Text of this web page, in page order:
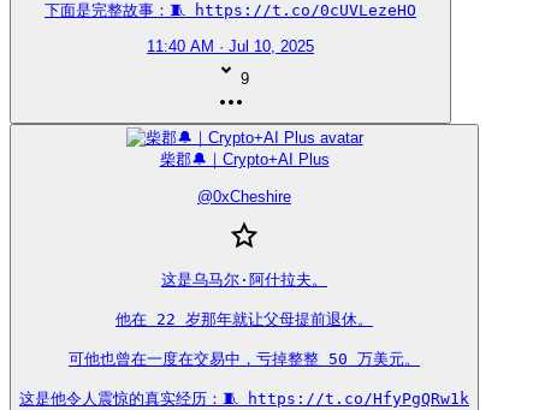
下面是完整故事：🧵 https://t.co/0cUVLezeHO
11:40 AM · Jul 10, 2025
9
柴郡🔔｜Crypto+AI Plus
@0xCheshire
这是乌马尔·阿什拉夫。
他在 22 岁那年就让父母提前退休。
可他也曾在一度在交易中，亏掉整整 50 万美元。
这是他令人震惊的真实经历：🧵 https://t.co/HfyPgQRw1k